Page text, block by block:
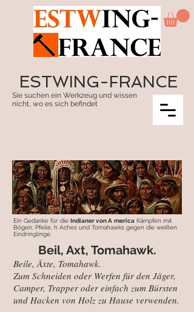
ESTWING-FRANCE
Sie suchen ein Werkzeug und wissen
nicht, wo es sich befindet
Ein Gedanke für die Indianer von A merica Kämpfen mit
Bögen, Pfeile, h Aches und Tomahawks gegen die weißen
Eindringlinge.
Beil, Axt, Tomahawk.
Beile, Äxte, Tomahawk.
Zum Schneiden oder Werfen für den Jäger,
Camper, Trapper oder einfach zum Bürsten
und Hacken von Holz zu Hause verwenden.